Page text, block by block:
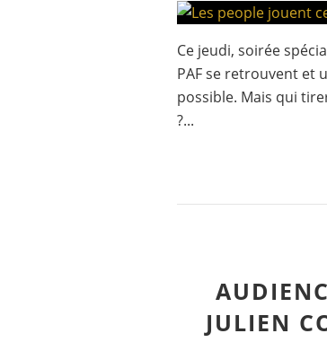
Ce jeudi, soirée
PAF se retrouvent et
possible. Mais qui
?...
JULIEN